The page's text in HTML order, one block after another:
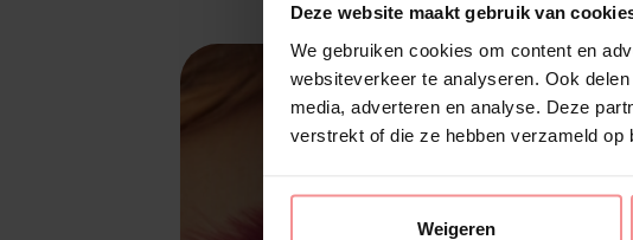
Deze website maakt gebruik van
We gebruiken cookies om content en
websiteverkeer te analyseren. Ook
media, adverteren en analyse. Deze
verstrekt of die ze hebben verzameld
Weigeren